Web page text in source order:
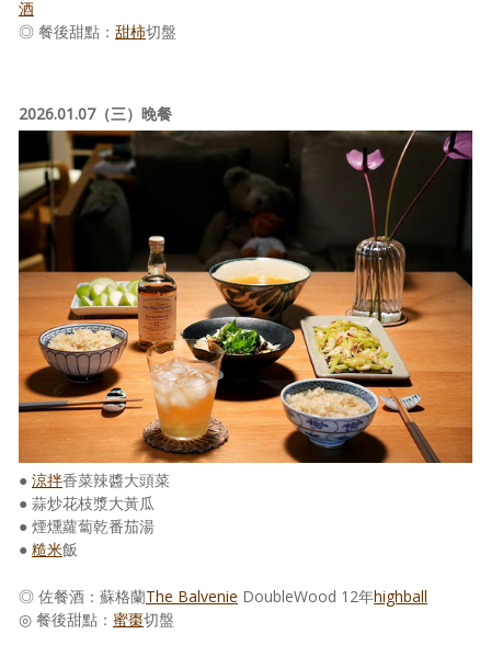
酒
◎ 餐後甜點： 甜柿切盤
2026.01.07（三）晚餐
● 涼拌香菜辣醬大頭菜
● 蒜炒花枝漿大黃瓜
● 煙燻蘿蔔乾番茄湯
● 糙米飯
◎ 佐餐酒：蘇格蘭The Balvenie DoubleWood 12年highball
◎ 餐後甜點： 蜜棗切盤